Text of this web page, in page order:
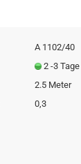
A 1102/40
2 -3 Tage
2.5 Meter
0,3